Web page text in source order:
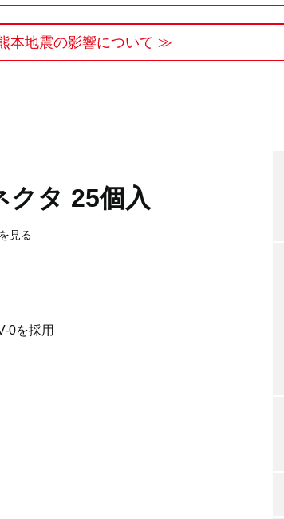
本地震の影響について ≫
クタ 25個入
見る
0を採用